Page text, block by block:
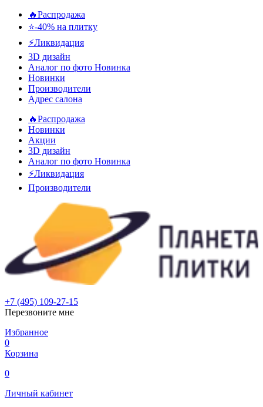
🔥Распродажа
⭐-40% на плитку
⚡️Ликвидация
3D дизайн
Аналог по фото Новинка
Новинки
Производители
Адрес салона
🔥Распродажа
Новинки
Акции
3D дизайн
Аналог по фото Новинка
⚡Ликвидация
Производители
+7 (495) 109-27-15
Перезвоните мне
Избранное
0
Корзина
0
Личный кабинет